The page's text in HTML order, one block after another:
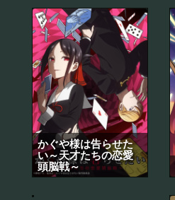
かぐや様は告らせた
い～天才たちの恋愛
頭脳戦～
내